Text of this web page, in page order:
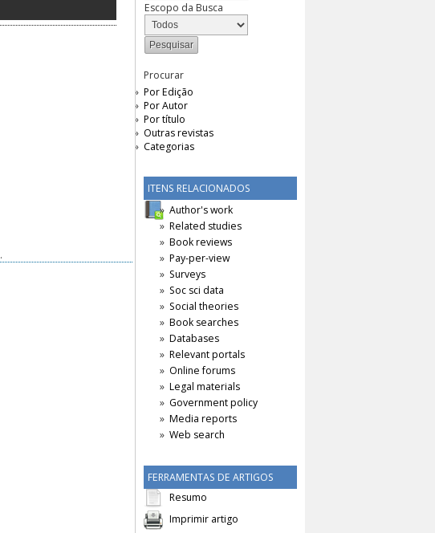
Escopo da Busca
Procurar
Por Edição
Por Autor
Por título
Outras revistas
Categorias
ITENS RELACIONADOS
Author's work
Related studies
Book reviews
Pay-per-view
Surveys
Soc sci data
Social theories
Book searches
Databases
Relevant portals
Online forums
Legal materials
Government policy
Media reports
Web search
FERRAMENTAS DE ARTIGOS
Resumo
Imprimir artigo
.